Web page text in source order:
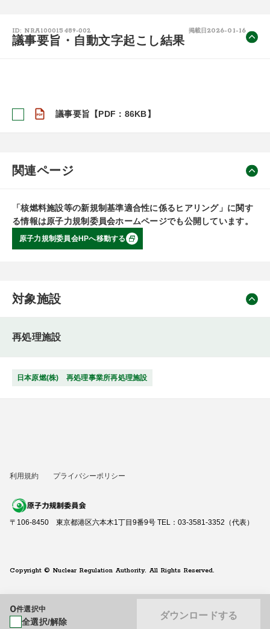
ID: NRA100015489-002 掲載日 2026-01-16
議事要旨・自動文字起こし結果
議事要旨【PDF：86KB】
関連ページ
「核燃料施設等の新規制基準適合性に係るヒアリング」に関す
る情報は原子力規制委員会ホームページでも公開しています。
原子力規制委員会HPへ移動する
対象施設
再処理施設
日本原燃(株) 再処理事業所再処理施設
0件選択中
全選択/解除
ダウンロードする
利用規約 プライバシーポリシー
〒106-8450 東京都港区六本木1丁目9番9号 TEL：03-3581-3352（代表）
Copyright © Nuclear Regulation Authority. All Rights Reserved.